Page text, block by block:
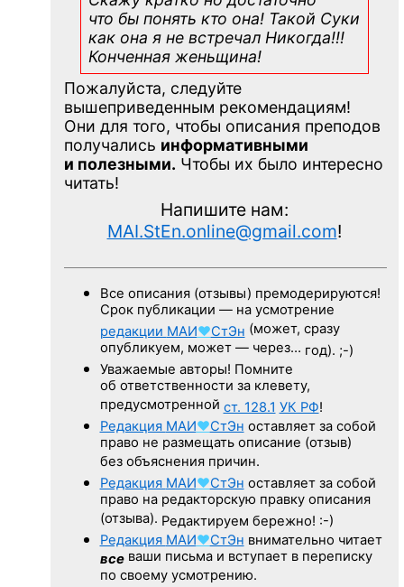
что бы понять кто она! Такой Суки
как она я не встречал Никогда!!!
Конченная женьщина!
Пожалуйста, следуйте
вышеприведенным рекомендациям!
Они для того, чтобы описания преподов
получались информативными
и полезными. Чтобы их было интересно
читать!
Напишите нам:
MAI.StEn.online@gmail.com!
Все описания (отзывы) премодерируются!
Срок публикации — на усмотрение
редакции МАИ♥СтЭн (может, сразу
опубликуем, может — через… год). ;-)
Уважаемые авторы! Помните
об ответственности за клевету,
предусмотренной ст. 128.1 УК РФ!
Редакция МАИ♥СтЭн оставляет за собой
право не размещать описание (отзыв)
без объяснения причин.
Редакция МАИ♥СтЭн оставляет за собой
право на редакторскую правку описания
(отзыва). Редактируем бережно! :-)
Редакция МАИ♥СтЭн внимательно читает
всеваши письма и вступает в переписку
по своему усмотрению.